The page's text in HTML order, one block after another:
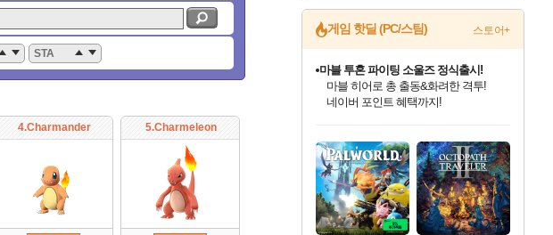
STA
4.Charmander 5.Charmeleon
게임 핫딜 (PC/스팀) 스토어+
최대 90% 할인가를 만나보세요!
네이버혜택과 함께 만나보세요!
50%할인&추가 적립까지!
마블 투혼 파이팅 소울즈 정식출시!
마블 히어로 총 출동&화려한 격투!
네이버 포인트 혜택까지!
이니&베니 혜택까지!
네이버 혜택가와 함께 예약하세요!
할인&네이버혜택으로 만나보세요!
네이버페이 혜택과 만나보세요!
40주년 프로모션으로 만나보세요!
할인가에 만나보세요!
일부 에디션 상시 할인!
혜택으로 예약 판매 중
편안하게 충전하세요